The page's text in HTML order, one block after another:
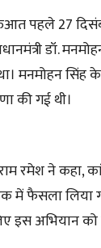
पहले 27
डॉ.
मनमोहन सिंह
की गई थी।
रमेश ने कहा,
में फैसला लिया
इस अभियान